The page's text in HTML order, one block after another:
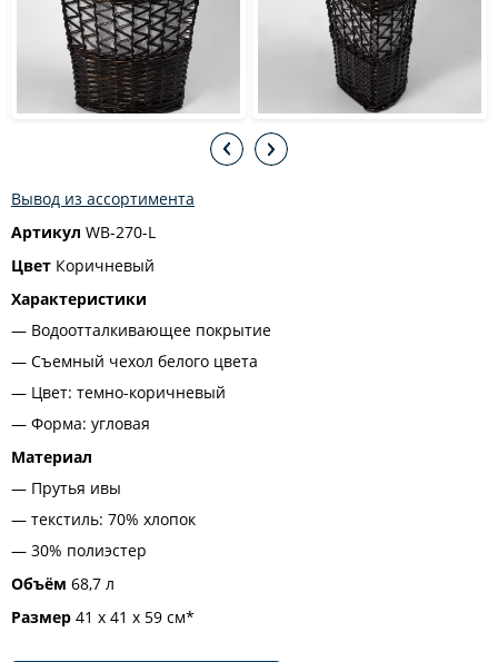
Вывод из ассортимента
Артикул WB-270-L
Цвет Коричневый
Характеристики
Водоотталкивающее покрытие
Съемный чехол белого цвета
Цвет: темно-коричневый
Форма: угловая
Материал
Прутья ивы
текстиль: 70% хлопок
30% полиэстер
Объём 68,7 л
Размер 41 х 41 х 59 см*